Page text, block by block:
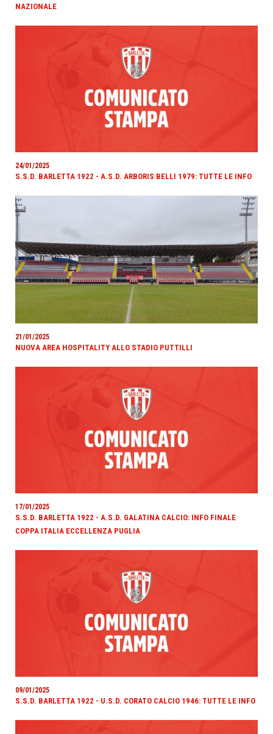
NAZIONALE
24/01/2025
S.S.D. BARLETTA 1922 - A.S.D. ARBORIS BELLI 1979: TUTTE LE INFO
21/01/2025
NUOVA AREA HOSPITALITY ALLO STADIO PUTTILLI
17/01/2025
S.S.D. BARLETTA 1922 - A.S.D. GALATINA CALCIO: INFO FINALE
COPPA ITALIA ECCELLENZA PUGLIA
09/01/2025
S.S.D. BARLETTA 1922 - U.S.D. CORATO CALCIO 1946: TUTTE LE INFO